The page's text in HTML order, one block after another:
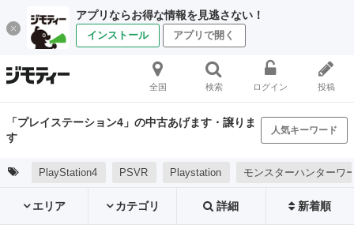
アプリならお得な情報を見逃さない！
インストール アプリで開く
全国 検索 ログイン 投稿
「プレイステーション4」の中古あげます・譲りま
す
人気キーワード
PlayStation4 PSVR Playstation モンスターハンターワ
エリア カテゴリ 詳細 新着順